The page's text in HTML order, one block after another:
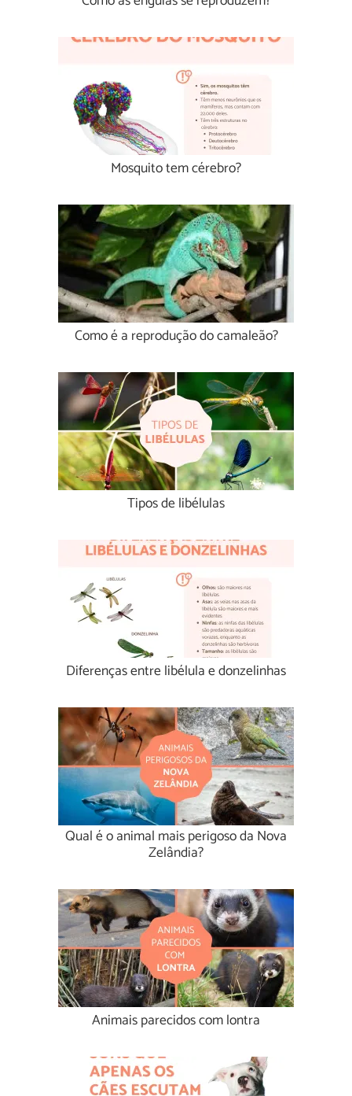
Mosquito tem cérebro?
Como é a reprodução do camaleão?
Tipos de libélulas
Diferenças entre libélula e donzelinhas
Qual é o animal mais perigoso da Nova
Zelândia?
Animais parecidos com lontra